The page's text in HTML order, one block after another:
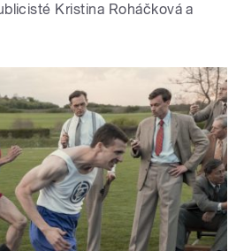
Kristina Roháčková a